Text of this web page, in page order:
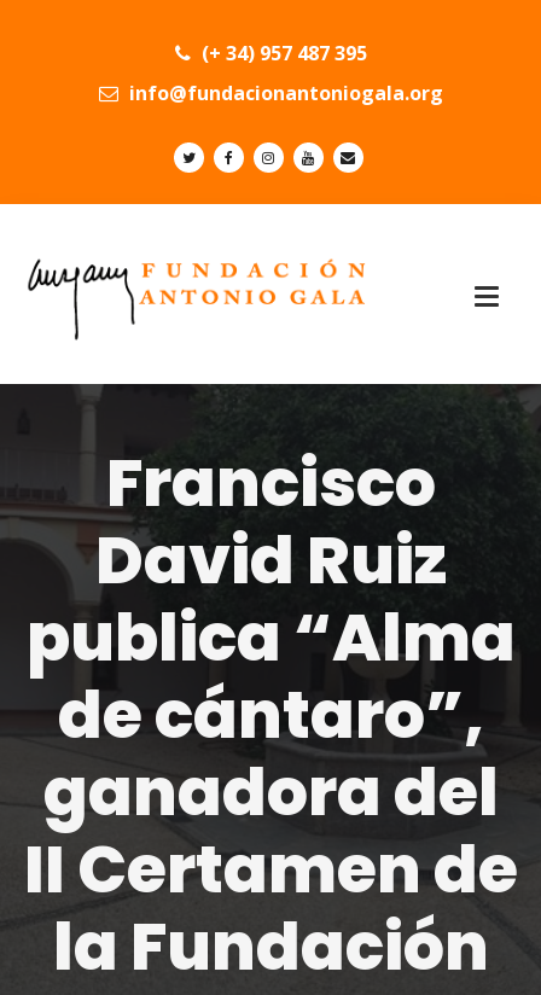
(+ 34) 957 487 395
info@fundacionantoniogala.org
Francisco
David Ruiz
publica “Alma
de cántaro”,
ganadora del
II Certamen de
la Fundación